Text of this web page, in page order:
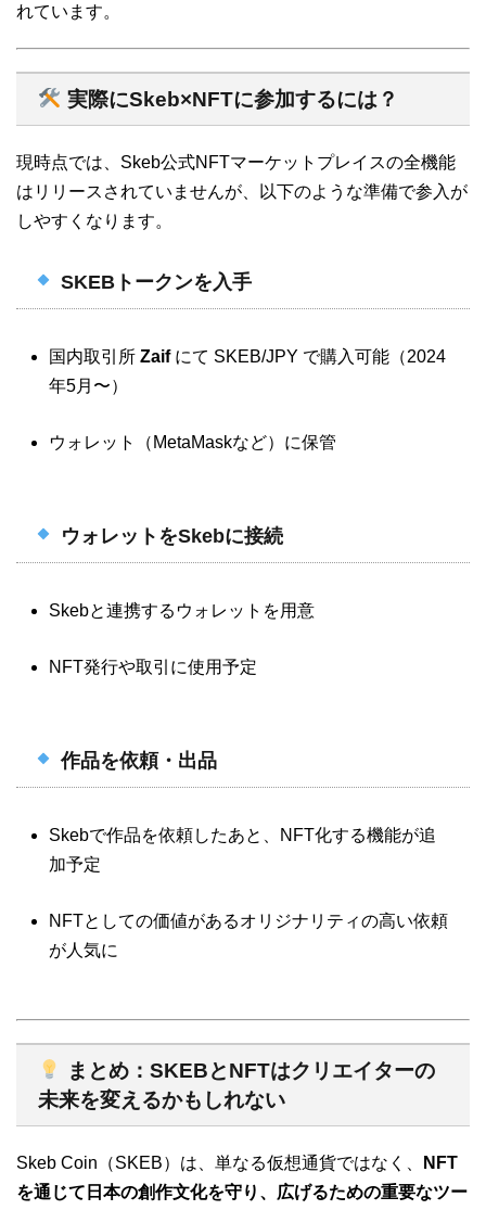
れています。
実際にSkeb×NFTに参加するには？
現時点では、Skeb公式NFTマーケットプレイスの全機能
はリリースされていませんが、以下のような準備で参入が
しやすくなります。
SKEBトークンを入手
国内取引所 Zaifにて SKEB/JPY で購入可能（2024
年5月〜）
ウォレット（MetaMaskなど）に保管
ウォレットをSkebに接続
Skebと連携するウォレットを用意
NFT発行や取引に使用予定
作品を依頼・出品
Skebで作品を依頼したあと、NFT化する機能が追
加予定
NFTとしての価値があるオリジナリティの高い依頼
が人気に
まとめ：SKEBとNFTはクリエイターの
未来を変えるかもしれない
Skeb Coin（SKEB）は、単なる仮想通貨ではなく、
NFT
を通じて日本の創作文化を守り、広げるための重要なツー